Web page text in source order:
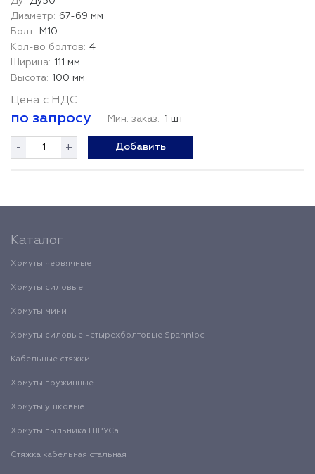
67-69 мм
М10
4
111 мм
100 мм
Цена с НДС
по запросу Мин. заказ: 1 шт
- + Добавить
Каталог
Хомуты червячные
Хомуты силовые
Хомуты мини
Хомуты силовые четырехболтовые Spannloc
Кабельные стяжки
Хомуты пружинные
Хомуты ушковые
Хомуты пыльника ШРУСа
Стяжка кабельная стальная